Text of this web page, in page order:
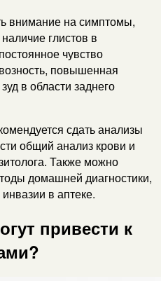
внимание на симптомы,
глистов в
чувство
повышенная
в области заднего
сдать анализы
общий анализ крови и
Также можно
домашней диагностики,
в аптеке.
привести к